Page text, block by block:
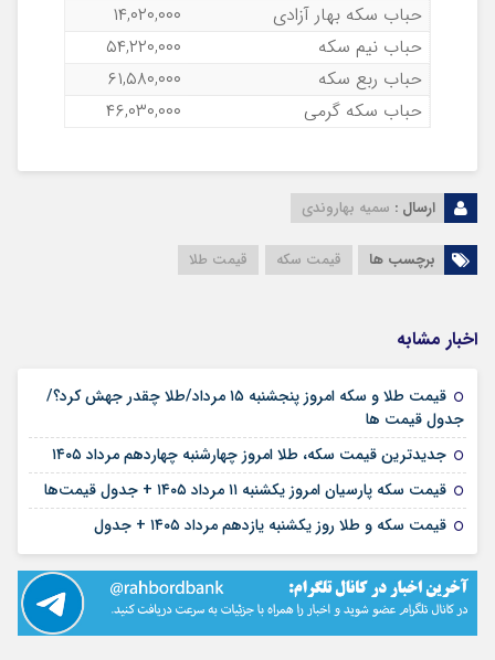
حباب سکه بهار آزادی
۱۴,۰۲۰,۰۰۰
حباب نیم سکه
۵۴,۲۲۰,۰۰۰
حباب ربع سکه
۶۱,۵۸۰,۰۰۰
حباب سکه گرمی
۴۶,۰۳۰,۰۰۰
ارسال : سمیه بهاروندی
برچسب ها قیمت سکه قیمت طلا
اخبار مشابه
قیمت طلا و سکه امروز پنجشنبه ۱۵ مرداد/طلا چقدر جهش کرد؟/
جدول قیمت ها
جدیدترین قیمت سکه، طلا امروز چهارشنبه چهاردهم مرداد ۱۴۰۵
قیمت سکه پارسیان امروز یکشنبه ۱۱ مرداد ۱۴۰۵ + جدول قیمت‌ها
قیمت سکه و طلا روز یکشنبه یازدهم مرداد ۱۴۰۵ + جدول